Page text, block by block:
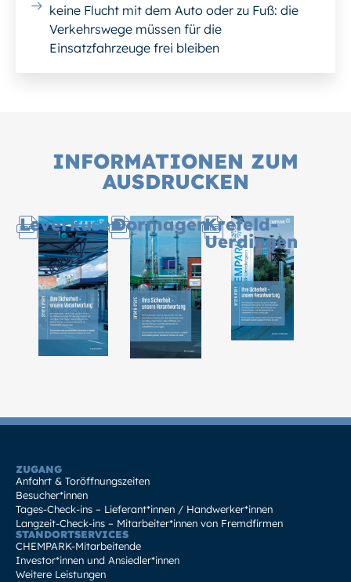
keine Flucht mit dem Auto oder zu Fuß: die
Verkehrswege müssen für die
Einsatzfahrzeuge frei bleiben
INFORMATIONEN ZUM
AUSDRUCKEN
LeverkusenDormagenKrefeld-
Uerdingen
ZUGANG
Anfahrt & Toröffnungszeiten
Besucher*innen
Tages-Check-ins – Lieferant*innen / Handwerker*innen
Langzeit-Check-ins – Mitarbeiter*innen von Fremdfirmen
STANDORTSERVICES
CHEMPARK-Mitarbeitende
Investor*innen und Ansiedler*innen
Weitere Leistungen